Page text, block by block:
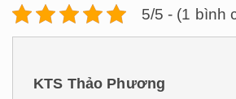
5/5 - (1 bình
KTS Thảo Phương